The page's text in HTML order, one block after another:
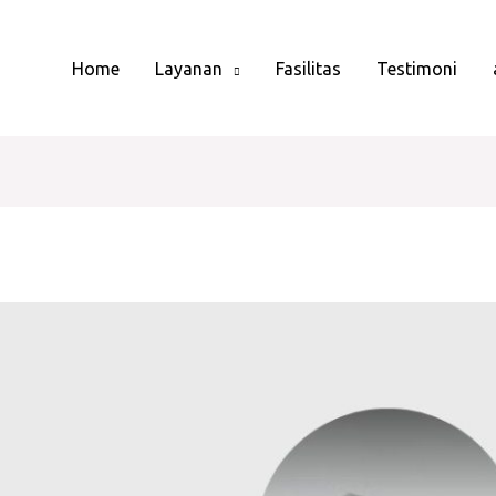
Home Layanan Fasilitas Testimoni